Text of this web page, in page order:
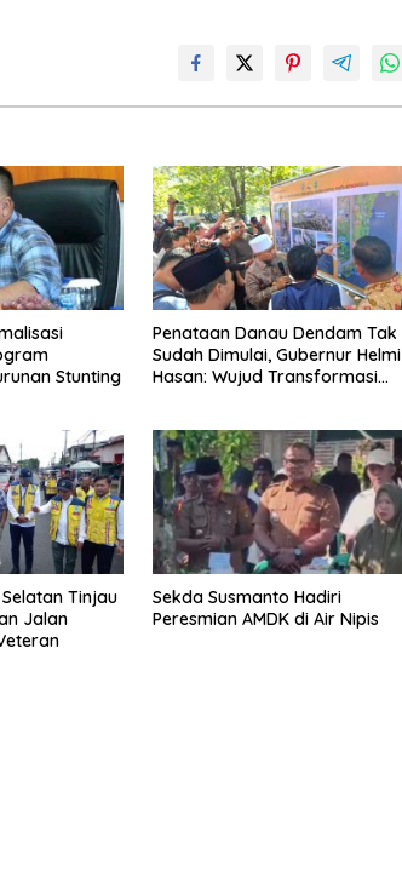
Stunting
Penataan Danau Dendam Tak
Sudah Dimulai, Gubernur Helmi
Hasan: Wujud Transformasi
Tinjau
Jalan
Sekda Susmanto Hadiri
Peresmian AMDK di Air Nipis